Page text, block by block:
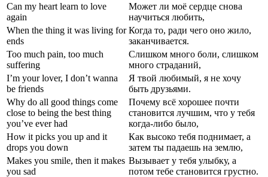
Can my heart learn to love
again
Может ли моё сердце снова
научиться любить,
When the thing it was living for
ends
Когда то, ради чего оно жило,
заканчивается.
Too much pain, too much
suffering
Слишком много боли, слишком
много страданий,
I’m your lover, I don’t wanna
be friends
Я твой любимый, я не хочу
быть друзьями.
Why do all good things come
close to being the best thing
you’ve ever had
Почему всё хорошее почти
становится лучшим, что у тебя
когда-либо было,
How it picks you up and it
drops you down
Как высоко тебя поднимает, а
затем ты падаешь на землю,
Makes you smile, then it makes
you sad
Вызывает у тебя улыбку, а
потом тебе становится грустно.